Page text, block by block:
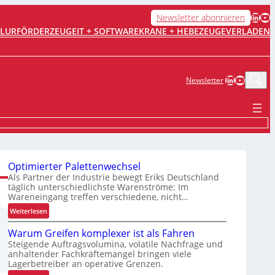
Newsletter abonnieren LinkedIn YouTube
IT + SOFTWAREKRANE + HEBEZEUGEVERLADEN
NewsletterLinkedIn
Optimierter Palettenwechsel
Als Partner der Industrie bewegt Eriks Deutschland
täglich unterschiedlichste Warenströme: Im
Wareneingang treffen verschiedene, nicht…
Weiterlesen:
O
p
t
i
m
Warum Greifen komplexer ist als Fahren
Steigende Auftragsvolumina, volatile Nachfrage und
anhaltender Fachkräftemangel bringen viele
Lagerbetreiber an operative Grenzen.